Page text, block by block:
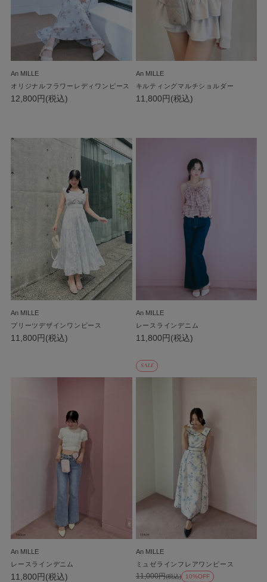
An MILLE
オリジナルフラワーレディワンピース
12,800円(税込)
An MILLE
キルティングマルチショルダー
11,800円(税込)
An MILLE
プリーツデザインワンピース
11,800円(税込)
An MILLE
レースラインデニム
11,800円(税込)
An MILLE
レースラインデニム
11,800円(税込)
SALE
An MILLE
ミュゼラインフレアワンピース
11,000円(税込) 10%OFF